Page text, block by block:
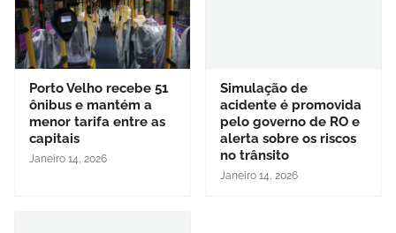
Porto Velho recebe 51
ônibus e mantém a
menor tarifa entre as
capitais
Janeiro 14, 2026
Simulação de
acidente é promovida
pelo governo de RO e
alerta sobre os riscos
no trânsito
Janeiro 14, 2026